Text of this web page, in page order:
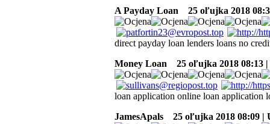
A Payday Loan
25 oľujka 2018
direct payday loan lenders loans no
Money Loan
25 oľujka 2018 08:13
loan application online loan application
JamesApals
25 oľujka 2018 08:09 |